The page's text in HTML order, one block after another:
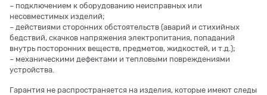
– подключением к оборудованию неисправных или
несовместимых изделий;
– действиями сторонних обстоятельств (аварий и стихийных
бедствий, скачков напряжения электропитания, попаданий
внутрь посторонних веществ, предметов, жидкостей, и т.д.);
– механическими дефектами и тепловыми повреждениями
устройства.
Гарантия не распространяется на изделия, которые имеют следы